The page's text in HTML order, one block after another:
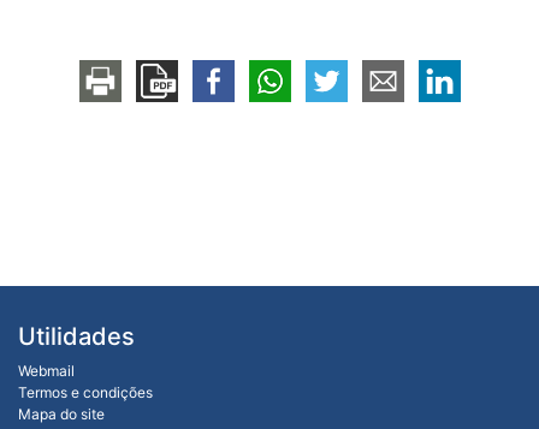
Utilidades
Webmail
Termos e condições
Mapa do site